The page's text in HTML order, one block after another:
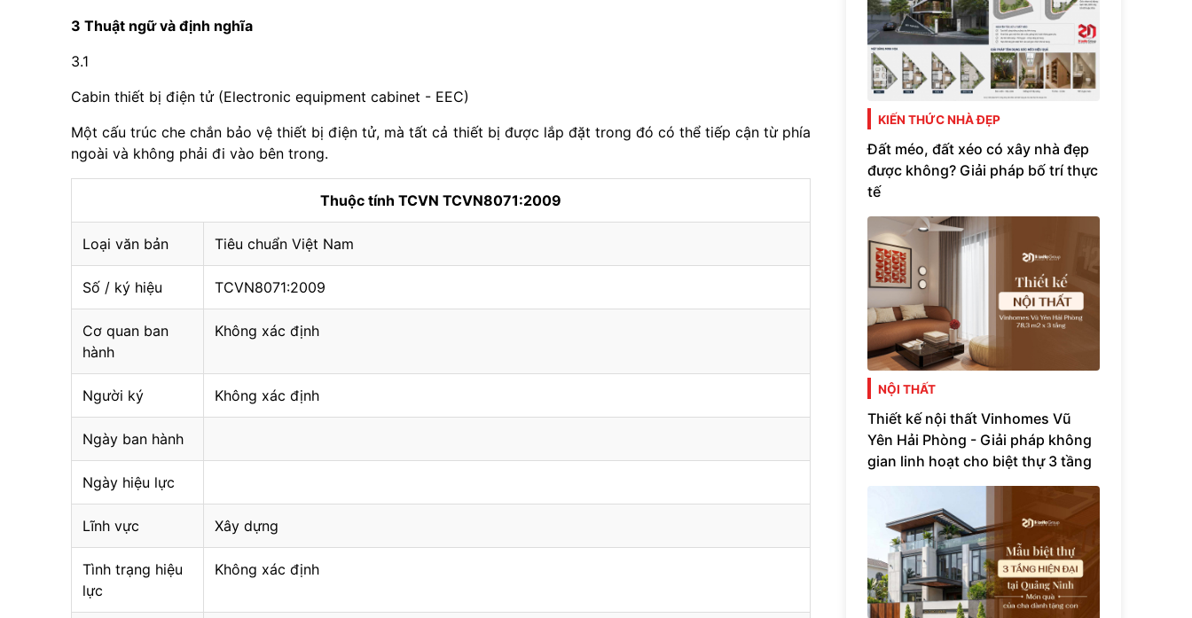
3 Thuật ngữ và định nghĩa
3.1
Cabin thiết bị điện tử (Electronic equipment cabinet - EEC)
Một cấu trúc che chắn bảo vệ thiết bị điện tử, mà tất cả thiết bị được lắp đặt trong đó có thể tiếp cận từ phía
ngoài và không phải đi vào bên trong.
Thuộc tính TCVN TCVN8071:2009
Loại văn bản Tiêu chuẩn Việt Nam
Số / ký hiệu TCVN8071:2009
Cơ quan ban
hành
Không xác định
Người ký Không xác định
Ngày ban hành
Ngày hiệu lực
Lĩnh vực Xây dựng
Tình trạng hiệu
lực
Không xác định
KIẾN THỨC NHÀ ĐẸP
Đất méo, đất xéo có xây nhà đẹp
được không? Giải pháp bố trí thực
tế
NỘI THẤT
Thiết kế nội thất Vinhomes Vũ
Yên Hải Phòng - Giải pháp không
gian linh hoạt cho biệt thự 3 tầng